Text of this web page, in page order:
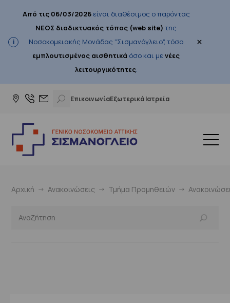
Από τις 06/03/2026είναι διαθέσιμος ο παρόντας
ΝΕΟΣ διαδικτυακός τόπος (web site) της
Νοσοκομειακής Μονάδας "Σισμανόγλειο", τόσο
εμπλουτισμένος αισθητικά όσο και μενέες
λειτουργικότητες.
×
ΕπικοινωνίαΕξωτερικά Ιατρεία
Αρχική Ανακοινώσεις Τμήμα Προμηθειών